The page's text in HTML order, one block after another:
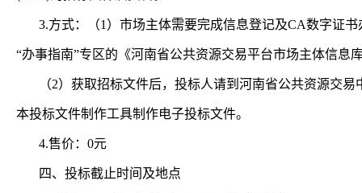
3.方式：（1）市场主体需要完成信息登记及CA数字证
“办事指南”专区的《河南省公共资源交易平台市场主体信息
（2）获取招标文件后，投标人请到河南省公共资源交
本投标文件制作工具制作电子投标文件。
4.售价：0元
四、投标截止时间及地点